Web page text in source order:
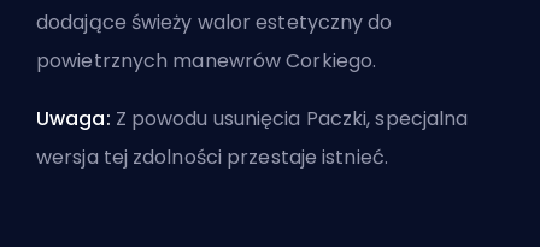
dodające świeży walor estetyczny do
powietrznych manewrów Corkiego.
Uwaga: Z powodu usunięcia Paczki, specjalna
wersja tej zdolności przestaje istnieć.